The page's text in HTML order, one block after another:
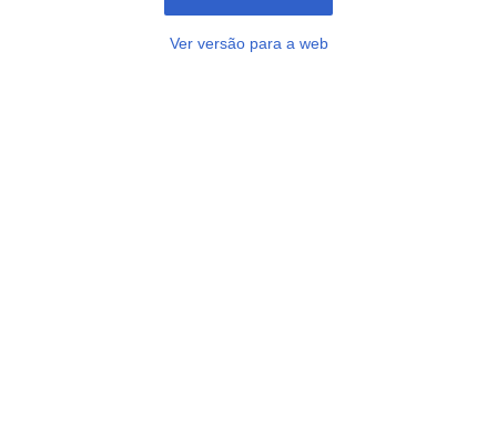
Ver versão para a web